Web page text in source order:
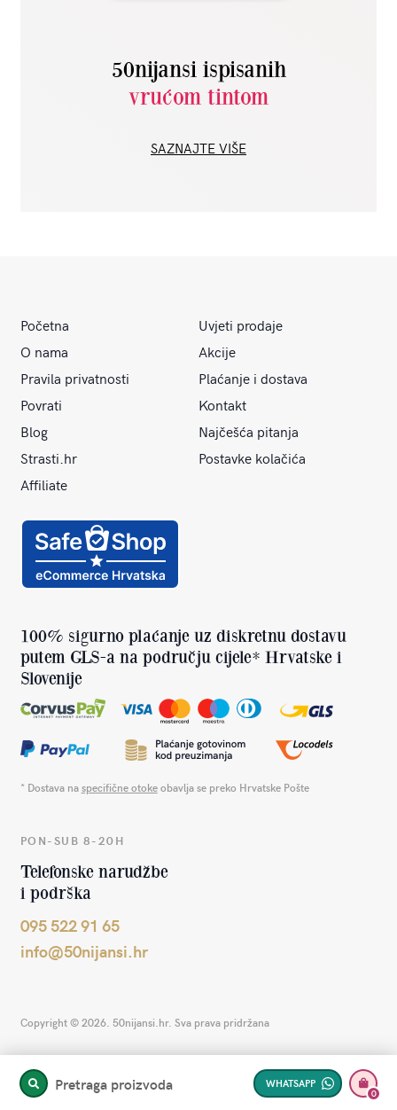
50nijansi ispisanih
vrućom tintom
SAZNAJTE VIŠE
Početna
Uvjeti prodaje
O nama
Akcije
Pravila privatnosti
Plaćanje i dostava
Povrati
Kontakt
Blog
Najčešća pitanja
Strasti.hr
Postavke kolačića
Affiliate
100% sigurno plaćanje uz diskretnu dostavu
putem GLS-a na području cijele* Hrvatske i
Slovenije
* Dostava naspecifične otokeobavlja se preko Hrvatske Pošte
PON-SUB 8-20H
Telefonske narudžbe
i podrška
095 522 91 65
info@50nijansi.hr
Copyright © 2026. 50nijansi.hr. Sva prava pridržana
Pretraga proizvoda
PRETRAŽITE
WHATSAPP
0